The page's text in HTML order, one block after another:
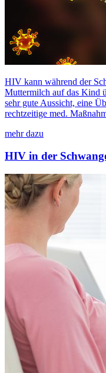
HIV kann während der
Muttermilch auf das Kind
sehr gute Aussicht, eine
rechtzeitige med.
mehr dazu
HIV in der